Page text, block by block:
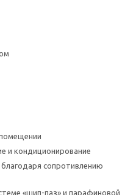
и кондиционирование
сопротивлению
«шип-паз» и парафиновой